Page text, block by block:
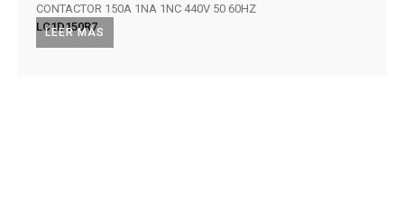
LEER MÁS
CONTACTOR 150A 1NA 1NC 440V 50 60HZ
LC1D150R7